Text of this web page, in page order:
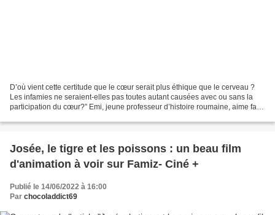
D’où vient cette certitude que le cœur serait plus éthique que le cerveau ?
Les infamies ne seraient-elles pas toutes autant causées avec ou sans la
participation du cœur?” Emi, jeune professeur d’histoire roumaine, aime faire
Josée, le tigre et les poissons : un beau film
d'animation à voir sur Famiz- Ciné +
Publié le 14/06/2022 à 16:00
Par chocoladdict69